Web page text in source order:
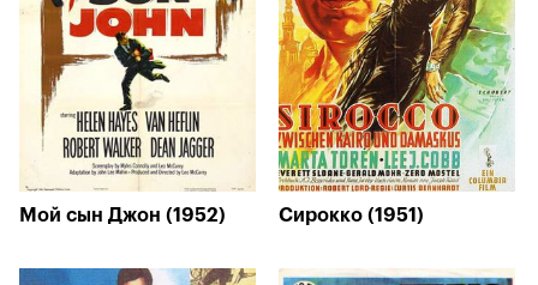
Мой сын Джон (1952) Сирокко (1951)